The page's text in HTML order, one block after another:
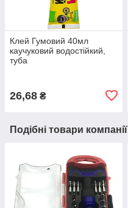
Клей Гумовий 40мл
каучуковий водостійкий,
туба
26,68 ₴
Подібні товари компанії